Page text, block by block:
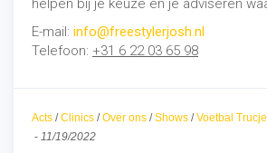
helpen bij je keuze en je adviseren
E-mail: info@freestylerjosh.nl
Telefoon: +31 6 22 03 65 98
Acts /Clinics /Over ons /Shows /Voetbal
- 11/19/2022